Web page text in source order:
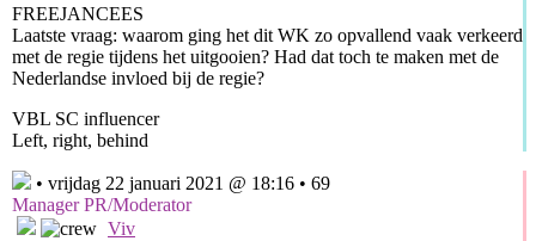
FREEJANCEES
Laatste vraag: waarom ging het dit WK zo opvallend vaak verkeerd
met de regie tijdens het uitgooien? Had dat toch te maken met de
Nederlandse invloed bij de regie?
VBL SC influencer
Left, right, behind
• vrijdag 22 januari 2021 @ 18:16 • 69
Manager PR/Moderator
Viv